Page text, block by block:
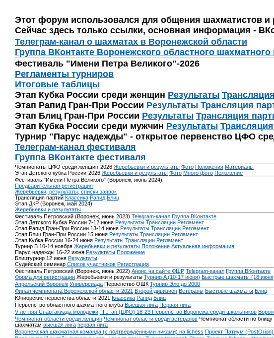
Этот форум использовался для общения шахматистов
Сейчас здесь только ссылки, основная информация -
Телеграм-канал о шахматах в Воронежской области
Группа ВКонтакте Воронежского областного шахматного
Фестиваль "Имени Петра Великого"-2026
Регламенты турниров
Итоговые таблицы
Этап Кубка России среди женщин Результаты
Этап Рапид Гран-При России Результаты Трансляция
Этап Блиц Гран-При России Результаты Трансляция
Этап Кубка России среди мужчин Результаты
Турнир "Парус надежды" - открытое первенство ЦФО
Телеграм-канал фестиваля
Группа ВКонтакте фестиваля
Чемпионаты ЦФО среди женщин-2026 Жеребьевки и результаты Фото Положения Материалы
Этап Детского кубка России-2026 Жеребьевки и результаты Фото Много фото Положение
Фестиваль "Имени Петра Великого" (Воронеж, июнь 2024)
Предварительная регистрация
Жеребьевки, результаты, списки заявок
Трансляция партий Классика Рапид Блиц
Этап ДКР (Воронеж, май 2024)
Жеребьевки и результаты
Фестиваль Петровский (Воронеж, июнь 2023) Telegram-канал Группа ВКонтакте
Этап Детского Кубка России 7-12 июня Результаты Трансляции Регламент
Этап Рапид Гран-При России 13-14 июня Результаты Трансляции Регламент
Этап Блиц Гран-При России 15 июня Результаты Трансляции Регламент
Этап Кубка России 16-24 июня Результаты Трансляции Регламент
Турнир Б 10-14 ноября Жеребьевки и результаты Положение Актуальная информация
Парус надежды 16-22 июня Результаты Положение
Блицтурнир 12 июня Результаты
Судейский семинар Список участников Регистрация
Фестиваль Петровский (Воронеж, июнь 2022) Анонс на сайте ФШР Telegram-канал Группа ВКонтакте
Форма для регистрации Жеребьевки и результаты Турнир A (10-17 июня) Быстрые шахматы (18
Апрельский Воронеж Универсиада Первенство ОШК Турнир Эло до 2000
Финал чемпионата Воронежской области-2021 Второй дивизион Ветераны Быстрые шахматы Блиц
Юниорские первенства области-2021 Классика Рапид Блиц
Первенство областного шахматного клуба Высшая лига Первая лига
V летняя Спартакиада молодёжи, II этап (ЦФО) 18-23 Первенство Воронежа среди школьников
Чемпионат области среди женщин Чемпионат области среди ветеранов Чемпионат области по блицу
шахматам высшая лига первая лига
Воронежская шахматная команда (с подтверждёнными никами) на lichess Проект Патиум (PostOrion)